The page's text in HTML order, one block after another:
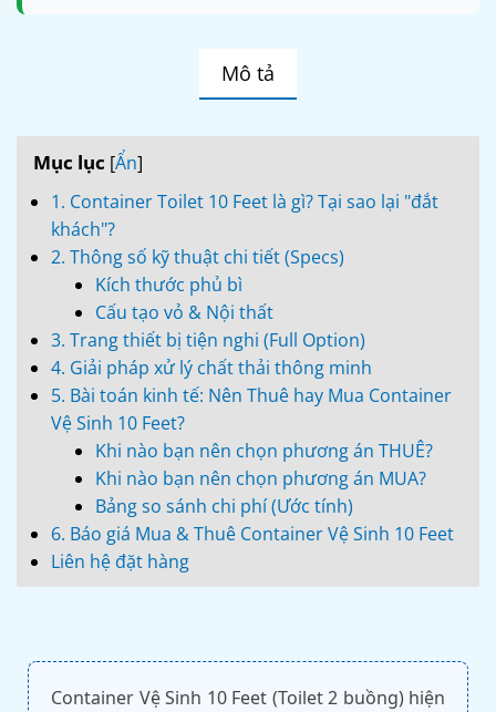
Mô tả
Mục lục [Ẩn]
1. Container Toilet 10 Feet là gì? Tại sao lại "đắt
khách"?
2. Thông số kỹ thuật chi tiết (Specs)
Kích thước phủ bì
Cấu tạo vỏ & Nội thất
3. Trang thiết bị tiện nghi (Full Option)
4. Giải pháp xử lý chất thải thông minh
5. Bài toán kinh tế: Nên Thuê hay Mua Container
Vệ Sinh 10 Feet?
Khi nào bạn nên chọn phương án THUÊ?
Khi nào bạn nên chọn phương án MUA?
Bảng so sánh chi phí (Ước tính)
6. Báo giá Mua & Thuê Container Vệ Sinh 10 Feet
Liên hệ đặt hàng
Container Vệ Sinh 10 Feet (Toilet 2 buồng) hiện